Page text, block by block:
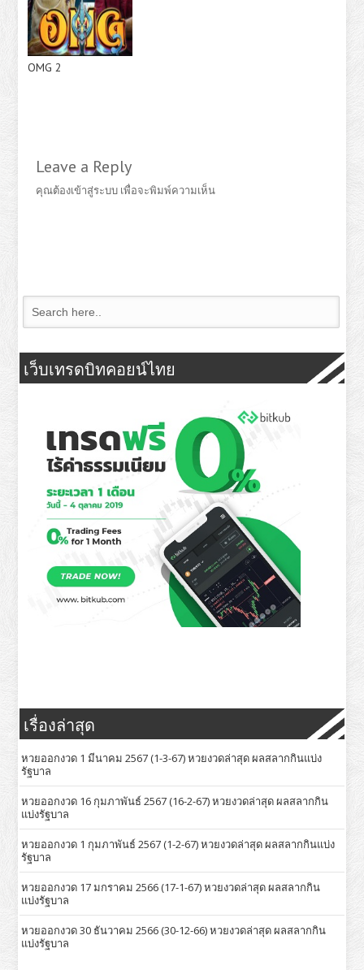
OMG 2
Leave a Reply
คุณต้องเข้าสู่ระบบ เพื่อจะพิมพ์ความเห็น
เว็บเทรดบิทคอยน์ไทย
เรื่องล่าสุด
หวยออกงวด 1 มีนาคม 2567 (1-3-67) หวยงวดล่าสุด ผลสลากกินแบ่ง
รัฐบาล
หวยออกงวด 16 กุมภาพันธ์ 2567 (16-2-67) หวยงวดล่าสุด ผลสลากกิน
แบ่งรัฐบาล
หวยออกงวด 1 กุมภาพันธ์ 2567 (1-2-67) หวยงวดล่าสุด ผลสลากกินแบ่ง
รัฐบาล
หวยออกงวด 17 มกราคม 2566 (17-1-67) หวยงวดล่าสุด ผลสลากกิน
แบ่งรัฐบาล
หวยออกงวด 30 ธันวาคม 2566 (30-12-66) หวยงวดล่าสุด ผลสลากกิน
แบ่งรัฐบาล